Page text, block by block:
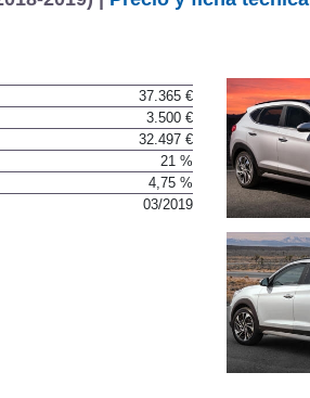
(136 CV) 4x2 DCT Style
37.365 €
3.500 €
32.497 €
21 %
4,75 %
03/2019